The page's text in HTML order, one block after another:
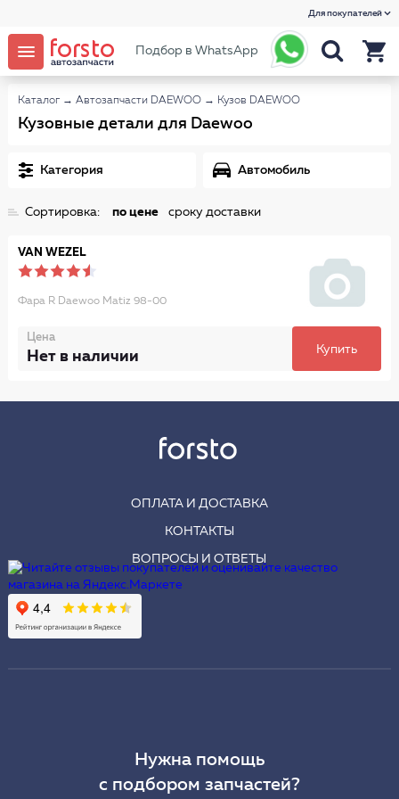
Для покупателей
Подбор в WhatsApp
Каталог → Автозапчасти DAEWOO → Кузов DAEWOO
Кузовные детали для Daewoo
Категория Автомобиль
Сортировка: по цене сроку доставки
VAN WEZEL
Фара R Daewoo Matiz 98-00
Цена
Нет в наличии Купить
ОПЛАТА И ДОСТАВКА
КОНТАКТЫ
ВОПРОСЫ И ОТВЕТЫ
Нужна помощь
с подбором запчастей?